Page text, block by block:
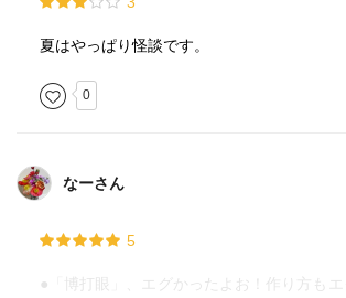
真っ黒い布団の大きさの目玉のいっぱい付
三番蔵に飛び込んで来た!!
さてどうした事かと親戚一同で悩んでいると
近江屋の娘・お美代が近所の小さい神社の
この狛犬訛が酷かったが
訛言葉に心当たりがあるお美代は…
夏はやっぱり怪談です。
0
なーさん
5
●「博打眼」、エグかったよお！作り方も